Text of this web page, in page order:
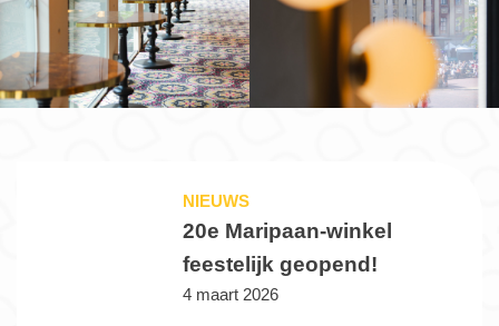
NIEUWS
20e Maripaan-winkel
feestelijk geopend!
4 maart 2026